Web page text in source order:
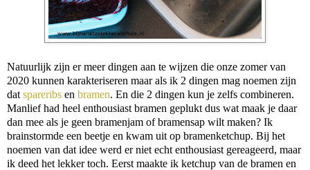
Natuurlijk zijn er meer dingen aan te wijzen die onze zomer van
2020 kunnen karakteriseren maar als ik 2 dingen mag noemen zijn
dat spareribs en bramen. En die 2 dingen kun je zelfs combineren.
Manlief had heel enthousiast bramen geplukt dus wat maak je daar
dan mee als je geen bramenjam of bramensap wilt maken? Ik
brainstormde een beetje en kwam uit op bramenketchup. Bij het
noemen van dat idee werd er niet echt enthousiast gereageerd, maar
ik deed het lekker toch. Eerst maakte ik ketchup van de bramen en